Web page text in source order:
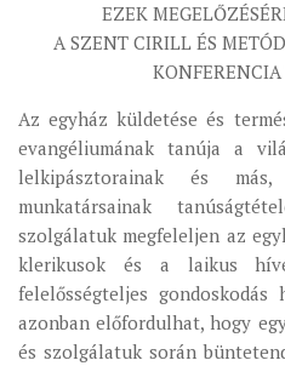
EZEK
A SZENT CIRILL ÉS
Az egyház küldetése és
evangéliumának tanúja a
lelkipásztorainak és
munkatársainak
szolgálatuk megfeleljen az
klerikusok és a laikus
felelősségteljes
azonban előfordulhat, hogy
és szolgálatuk során